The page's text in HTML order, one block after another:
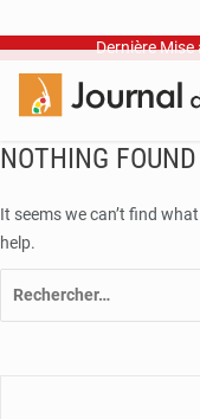
Dernière Mise
NOTHING FOUND
It seems we can’t find
help.